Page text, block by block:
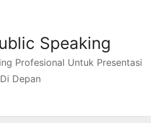
Speaking
Profesional Untuk Presentasi
Di Depan